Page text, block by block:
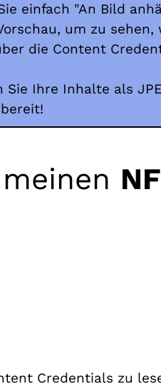
einfach "An Bild
um zu sehen,
die Content
Sie Ihre Inhalte als
Credentials zu